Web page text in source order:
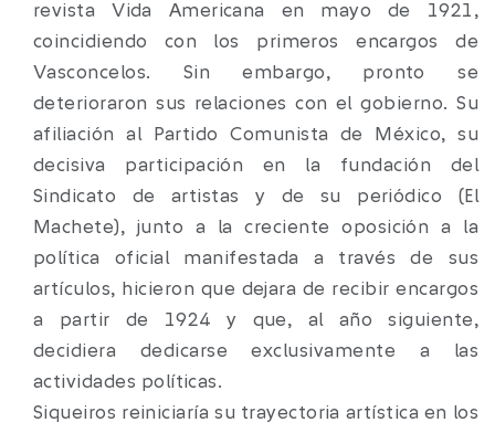
revista Vida Americana en mayo de 1921,
coincidiendo con los primeros encargos de
Vasconcelos. Sin embargo, pronto se
deterioraron sus relaciones con el gobierno. Su
afiliación al Partido Comunista de México, su
decisiva participación en la fundación del
Sindicato de artistas y de su periódico (El
Machete), junto a la creciente oposición a la
política oficial manifestada a través de sus
artículos, hicieron que dejara de recibir encargos
a partir de 1924 y que, al año siguiente,
decidiera dedicarse exclusivamente a las
actividades políticas.
Siqueiros reiniciaría su trayectoria artística en los